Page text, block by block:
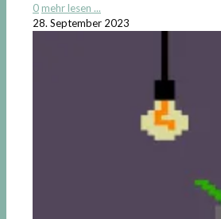
0 mehr lesen ...
28. September 2023